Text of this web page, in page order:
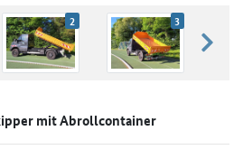
2 3
mit Abrollcontainer